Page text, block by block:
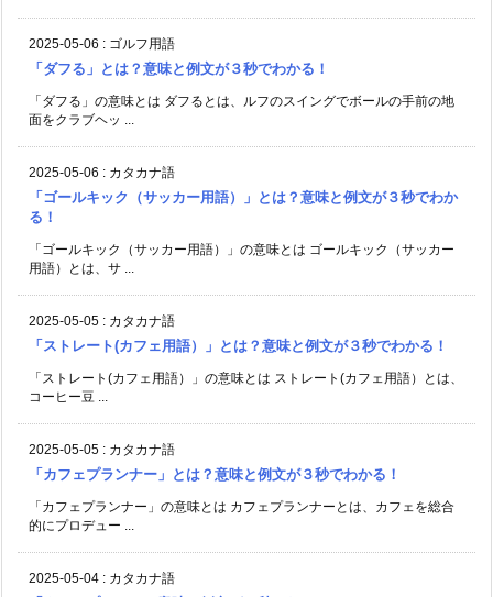
2025-05-06 : ゴルフ用語
「ダフる」とは？意味と例文が３秒でわかる！
「ダフる」の意味とは ダフるとは、ルフのスイングでボールの手前の地
面をクラブヘッ ...
2025-05-06 : カタカナ語
「ゴールキック（サッカー用語）」とは？意味と例文が３秒でわか
る！
「ゴールキック（サッカー用語）」の意味とは ゴールキック（サッカー
用語）とは、サ ...
2025-05-05 : カタカナ語
「ストレート(カフェ用語）」とは？意味と例文が３秒でわかる！
「ストレート(カフェ用語）」の意味とは ストレート(カフェ用語）とは、
コーヒー豆 ...
2025-05-05 : カタカナ語
「カフェプランナー」とは？意味と例文が３秒でわかる！
「カフェプランナー」の意味とは カフェプランナーとは、カフェを総合
的にプロデュー ...
2025-05-04 : カタカナ語